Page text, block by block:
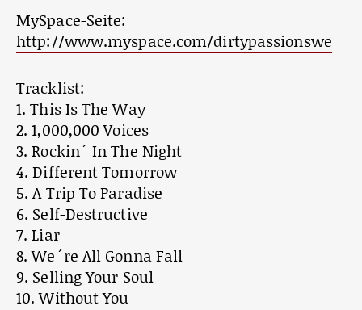
MySpace-Seite:
http://www.myspace.com/dirtypassionswe
Tracklist:
1. This Is The Way
2. 1,000,000 Voices
3. Rockin´ In The Night
4. Different Tomorrow
5. A Trip To Paradise
6. Self-Destructive
7. Liar
8. We´re All Gonna Fall
9. Selling Your Soul
10. Without You